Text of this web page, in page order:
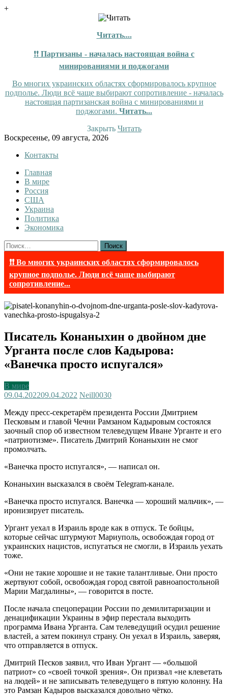
+
Читать....
❗❗ Партизаны - началась настоящая война с
минированиями и поджогами
Во многих украинских областях сформировалось крупное
подполье. Люди всё чаще выбирают сопротивление - началась
настоящая партизанская война с минированиями и
поджогами. Читать...
Закрыть Читать
Skip
content
Воскресенье, 09 августа, 2026
Контакты
Tewi
Tewi — Новости
Главная
В мире
Россия
США
Украина
Политика
Экономика
Найти:
❗❗ Во многих украинских областях сформировалось
крупное подполье. Люди всё чаще выбирают
сопротивление...
Писатель Конаныхин о двойном дне
Урганта после слов Кадырова:
«Ванечка просто испугался»
В мире
09.04.202209.04.2022 Neill0030
Между пресс-секретарём президента России Дмитрием
Песковым и главой Чечни Рамзаном Кадыровым состоялся
заочный спор об известном телеведущем Иване Урганте и его
«патриотизме». Писатель Дмитрий Конаныхин не смог
промолчать.
«Ванечка просто испугался», — написал он.
Конаныхин высказался в своём Telegram-канале.
«Ванечка просто испугался. Ванечка — хороший мальчик», —
иронизирует писатель.
Ургант уехал в Израиль вроде как в отпуск. Те бойцы,
которые сейчас штурмуют Мариуполь, освобождая город от
украинских нацистов, испугаться не смогли, в Израиль уехать
тоже.
«Они не такие хорошие и не такие талантливые. Они просто
жертвуют собой, освобождая город святой равноапостольной
Марии Магдалины», — говорится в посте.
После начала спецоперации России по демилитаризации и
денацификации Украины в эфир перестала выходить
программа Ивана Урганта. Сам телеведущий осудил решение
властей, а затем покинул страну. Он уехал в Израиль, заверяя,
что отправляется в отпуск.
Дмитрий Песков заявил, что Иван Ургант — «большой
патриот» со «своей точкой зрения». Он призвал «не клеветать
на людей» и не записывать телеведущего в пятую колонну. На
это Рамзан Кадыров высказался довольно чётко.